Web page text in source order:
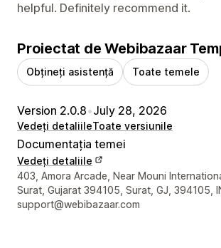
helpful. Definitely recommend it.
Proiectat de Webibazaar
Obțineți asistență Toate temele
Version 2.0.8•July 28, 2026
Vedeți detaliileToate versiunile
Documentația temei
Vedeți detaliile
Detaliile de contact ale designerului
403, Amora Arcade, Near Mouni
Surat, Gujarat 394105, Surat, GJ, 394105,
support@webibazaar.com